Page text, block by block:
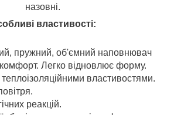
назовні.
властивості:
пружний, об'ємний наповнювач
Легко відновлює форму.
властивостями.
реакцій.